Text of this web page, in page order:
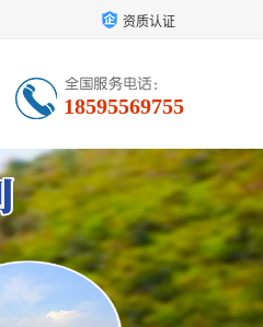
资质认证
18595569755